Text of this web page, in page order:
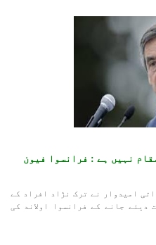
نہیں ہے : فرانسوا فیون
امیدوار نے ترک نژاد افراد کے
جانے کے فرانسوا اولاند کی